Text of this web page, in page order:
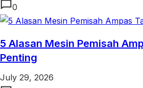
0
5 Alasan Mesin Pemisah
Penting
July 29, 2026